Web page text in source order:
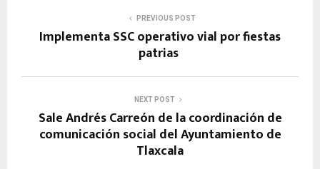
PREVIOUS POST
Implementa SSC operativo vial por fiestas
patrias
NEXT POST
Sale Andrés Carreón de la coordinación de
comunicación social del Ayuntamiento de
Tlaxcala